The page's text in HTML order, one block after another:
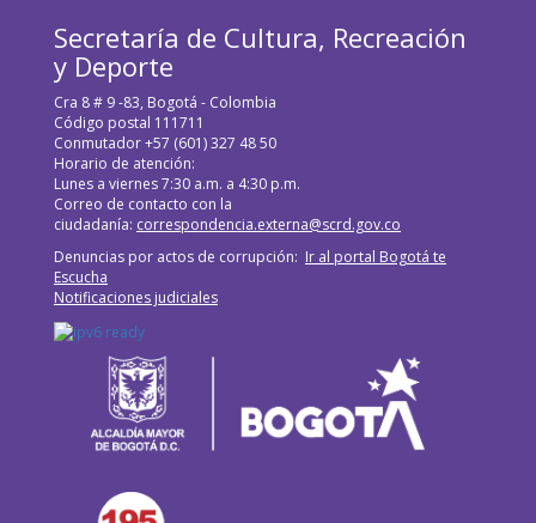
Secretaría de Cultura, Recreación
y Deporte
Cra 8 # 9 -83, Bogotá - Colombia
Código postal 111711
Conmutador +57 (601) 327 48 50
Horario de atención:
Lunes a viernes 7:30 a.m. a 4:30 p.m.
Correo de contacto con la
ciudadanía: correspondencia.externa@scrd.gov.co
Denuncias por actos de corrupción: Ir al portal Bogotá te
Escucha
Notificaciones judiciales